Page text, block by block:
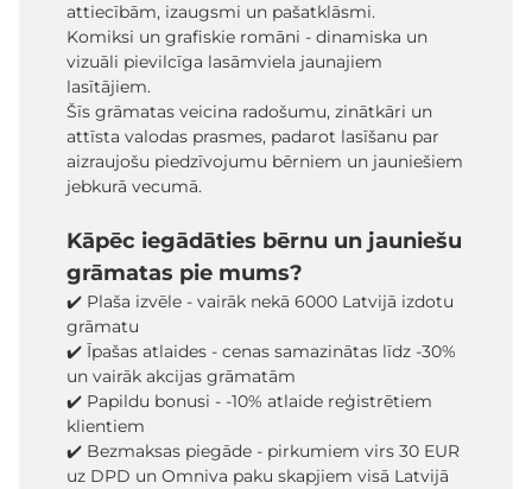
attiecībām, izaugsmi un pašatklāsmi.
Komiksi un grafiskie romāni - dinamiska un
vizuāli pievilcīga lasāmviela jaunajiem
lasītājiem.
Šīs grāmatas veicina radošumu, zinātkāri un
attīsta valodas prasmes, padarot lasīšanu par
aizraujošu piedzīvojumu bērniem un jauniešiem
jebkurā vecumā.
Kāpēc iegādāties bērnu un jauniešu
grāmatas pie mums?
✔️ Plaša izvēle - vairāk nekā 6000 Latvijā izdotu
grāmatu
✔️ Īpašas atlaides - cenas samazinātas līdz -30%
un vairāk akcijas grāmatām
✔️ Papildu bonusi - -10% atlaide reģistrētiem
klientiem
✔️ Bezmaksas piegāde - pirkumiem virs 30 EUR
uz DPD un Omniva paku skapjiem visā Latvijā